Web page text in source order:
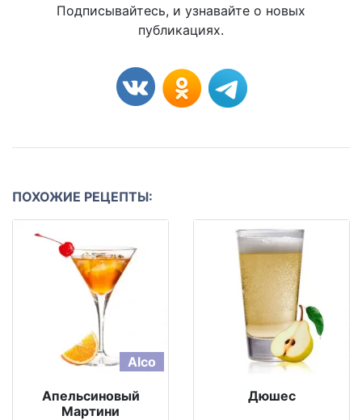
Подписывайтесь, и узнавайте о новых
публикациях.
ПОХОЖИЕ РЕЦЕПТЫ:
Alco
Апельсиновый
Мартини
Дюшес